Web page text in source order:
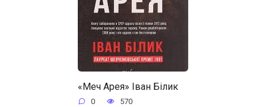
«Меч Арея» Іван Білик
0 570